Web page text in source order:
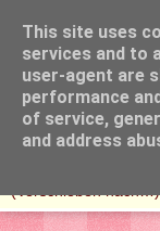
This site uses
services and to
user-agent are
performance
of service,
and address